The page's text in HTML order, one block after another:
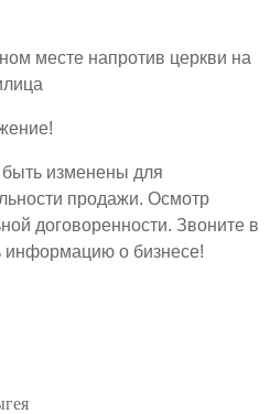
месте напротив церкви на
изменены для
продажи. Осмотр
договоренности. Звоните в
информацию о бизнесе!